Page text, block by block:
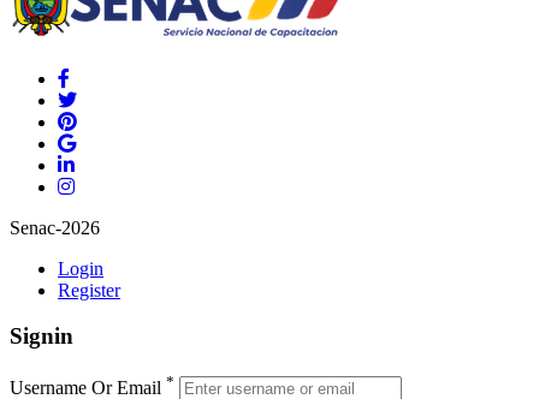
Senac-2026
Login
Register
Signin
Username Or Email *